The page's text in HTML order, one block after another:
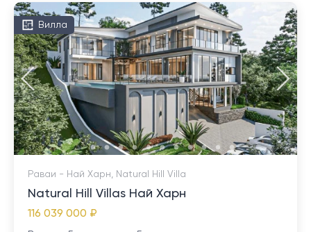
Вилла
Раваи - Най Харн, Natural Hill Villa
Natural Hill Villas Най Харн
116 039 000 ₽